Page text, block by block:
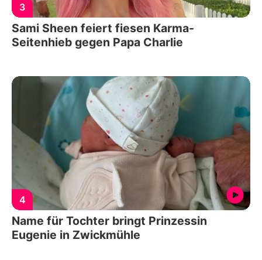
3
Sami Sheen feiert fiesen Karma-
Seitenhieb gegen Papa Charlie
4
Name für Tochter bringt Prinzessin
Eugenie in Zwickmühle